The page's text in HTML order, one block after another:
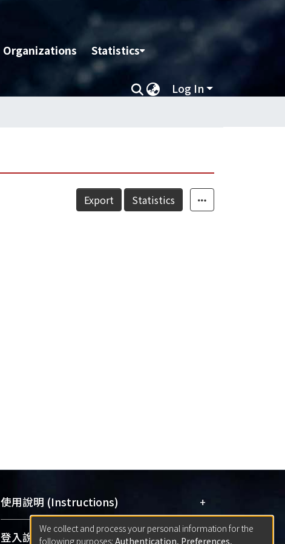
Organizations Statistics
Log In
Export Statistics
使用說明 (Instructions) +
網站簡介(Quickstart Guide)
登入說明 (Sign-in) +
We collect and process your personal information for the
following purposes: Authentication, Preferences,